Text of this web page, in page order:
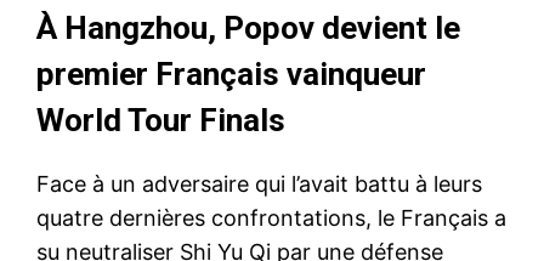
À Hangzhou, Popov devient le
premier Français vainqueur
World Tour Finals
Face à un adversaire qui l’avait battu à leurs
quatre dernières confrontations, le Français a
su neutraliser Shi Yu Qi par une défense